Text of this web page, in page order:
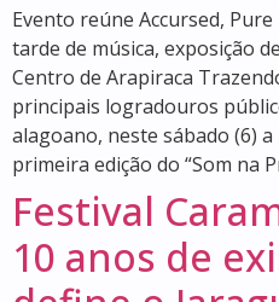
Evento reúne Accursed,
tarde de música, exposição
Centro de Arapiraca
principais logradouros
alagoano, neste sábado (6)
primeira edição do “Som na
Festival
10 anos de